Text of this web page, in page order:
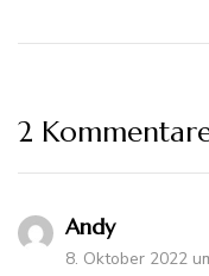
2
Andy
8. Oktober 2022